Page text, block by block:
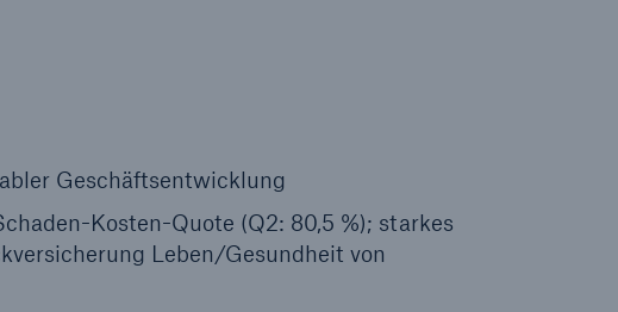
Geschäftsentwicklung
Kosten-Quote (Q2: 80,5 %); starkes
Leben/Gesundheit von
Reinsurance Property/Casualty
Marine Trend Radar 2025 71.8%